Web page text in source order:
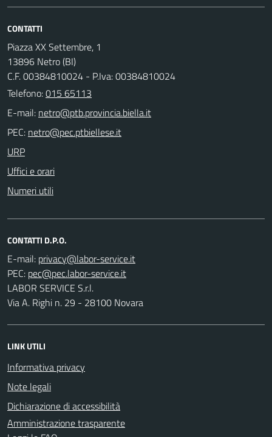
CONTATTI
Piazza XX Settembre, 1
13896 Netro (BI)
C.F. 00384810024 - P.Iva: 00384810024
Telefono:015 65113
E-mail:
PEC:
URP
Uffici e orari
Numeri utili
CONTATTI D.P.O.
E-mail:
PEC:
LABOR SERVICE S.r.l.
Via A. Righi n. 29 - 28100 Novara
LINK UTILI
Informativa privacy
Note legali
Dichiarazione di accessibilità
Amministrazione trasparente